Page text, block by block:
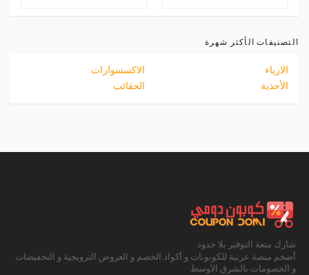
التصنيفات الأكثر شهرة
الازياء
الاكسسوارات
الأحذية
الحقائب
شارك متعة التوفير بلا حدود
أضخم منصة عربية للكوبونات و أكواد الخصم و العروض الترويجية و التخفيضات
و الخصومات بالشرق الأوسط